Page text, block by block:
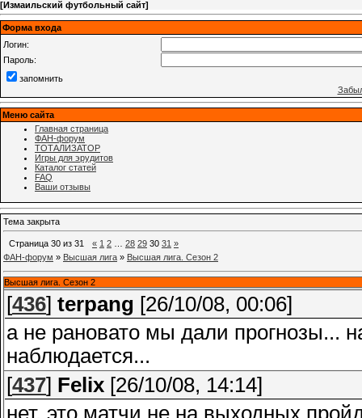
[Измаильский футбольный сайт]
Форма входа
Логин:
Пароль:
запомнить
Меню сайта
Главная страница
ФАН-форум
ТОТАЛИЗАТОР
Игры для эрудитов
Каталог статей
FAQ
Ваши отзывы
Тема закрыта
Страница 30 из 31 « 1 2 28 29 30 31 »
ФАН-форум » Высшая лига » Высшая лига. Сезон 2
Высшая лига. Сезон 2
[436] terpang [26/10/08, 00:06]
а не рановато мы дали прогнозы...
наблюдается...
[437] Felix [26/10/08, 14:14]
нет, это матчи не на выходных